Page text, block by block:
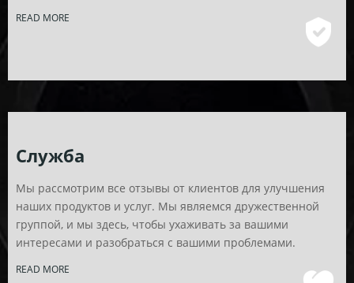
READ MORE
Служба
Мы рассмотрим все отзывы от клиентов для улучшения
наших продуктов и услуг. Мы являемся дружественной
группой, и мы здесь, чтобы ухаживать за вашими
интересами и разобраться с вашими проблемами.
READ MORE